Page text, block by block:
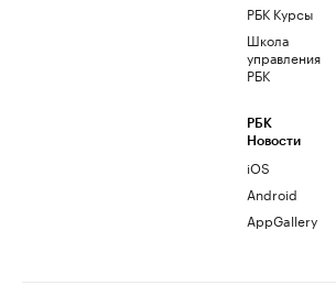
РБК Курсы
Школа
управления
РБК
РБК
Новости
iOS
Android
AppGallery